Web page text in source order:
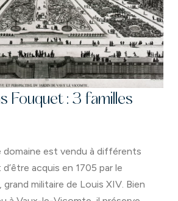
Fouquet : 3 familles
domaine est vendu à différents
acquis en 1705 par le
grand militaire de Louis XIV. Bien